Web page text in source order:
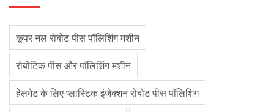
कूपर नल रोबोट पीस पॉलिशिंग मशीन
रोबोटिक पीस और पॉलिशिंग मशीन
हेलमेट के लिए प्लास्टिक इंजेक्शन रोबोट पीस पॉलिशिंग